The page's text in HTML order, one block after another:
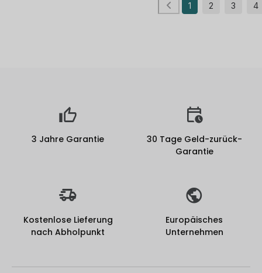
1 2 3 4
3 Jahre Garantie
30 Tage Geld-zurück-
Garantie
Kostenlose Lieferung
nach Abholpunkt
Europäisches
Unternehmen